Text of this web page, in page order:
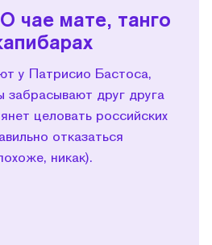
чае мате, танго
у Патрисио Бастоса,
забрасывают друг друга
целовать российских
отказаться
никак).